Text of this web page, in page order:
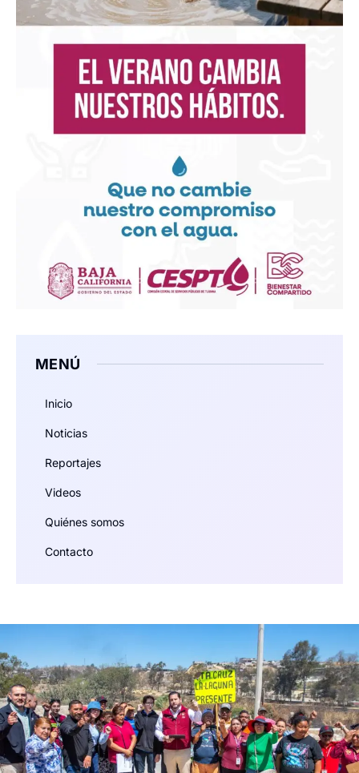
MENÚ
Inicio
Noticias
Reportajes
Videos
Quiénes somos
Contacto